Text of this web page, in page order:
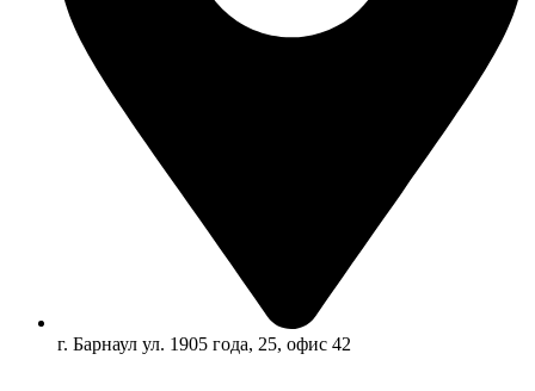
г. Барнаул ул. 1905 года, 25, офис 42